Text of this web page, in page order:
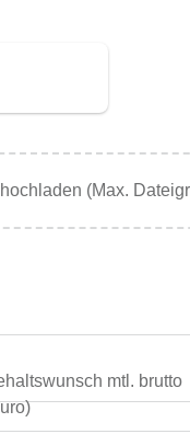
(Max.
mtl. brutto